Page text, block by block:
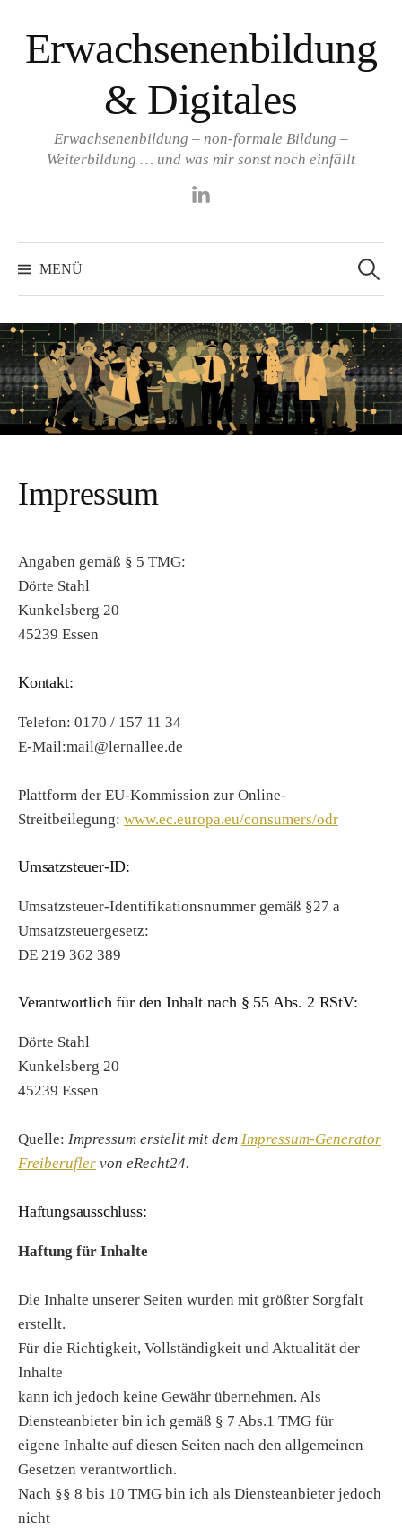
zum
Inhalt
Erwachsenenbildung
& Digitales
Erwachsenenbildung – non-formale Bildung –
Weiterbildung … und was mir sonst noch einfällt
MENÜ
nach:
Impressum
Angaben gemäß § 5 TMG:
Dörte Stahl
Kunkelsberg 20
45239 Essen
Kontakt:
Telefon: 0170 / 157 11 34
E-Mail:mail@lernallee.de
Plattform der EU-Kommission zur Online-
Streitbeilegung: www.ec.europa.eu/consumers/odr
Umsatzsteuer-ID:
Umsatzsteuer-Identifikationsnummer gemäß §27 a
Umsatzsteuergesetz:
DE 219 362 389
Verantwortlich für den Inhalt nach § 55 Abs. 2 RStV:
Dörte Stahl
Kunkelsberg 20
45239 Essen
Quelle: Impressum erstellt mit dem Impressum-Generator
Freiberufler von eRecht24.
Haftungsausschluss:
Haftung für Inhalte
Die Inhalte unserer Seiten wurden mit größter Sorgfalt
erstellt.
Für die Richtigkeit, Vollständigkeit und Aktualität der
Inhalte
kann ich jedoch keine Gewähr übernehmen. Als
Diensteanbieter bin ich gemäß § 7 Abs.1 TMG für
eigene Inhalte auf diesen Seiten nach den allgemeinen
Gesetzen verantwortlich.
Nach §§ 8 bis 10 TMG bin ich als Diensteanbieter jedoch
nicht